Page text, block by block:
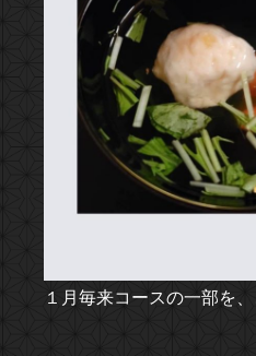
１月毎来コースの一部を